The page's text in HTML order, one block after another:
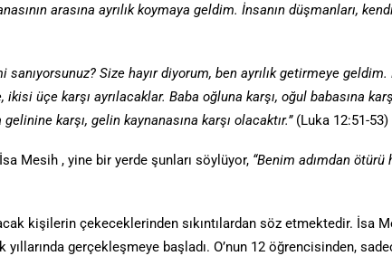
arasına ayrılık koymaya geldim. İnsanın düşmanları,
Size hayır diyorum, ben ayrılık getirmeye geldim.
üçe karşı ayrılacaklar. Baba oğluna karşı, oğul babasına
gelinine karşı, gelin kaynanasına karşı olacaktır.”(Luka 12:51-53)
Mesih , yine bir yerde şunları söylüyor, “Benim adımdan ötürü
kişilerin çekeceklerinden sıkıntılardan söz etmektedir. İsa
gerçekleşmeye başladı. O’nun 12 öğrencisinden,